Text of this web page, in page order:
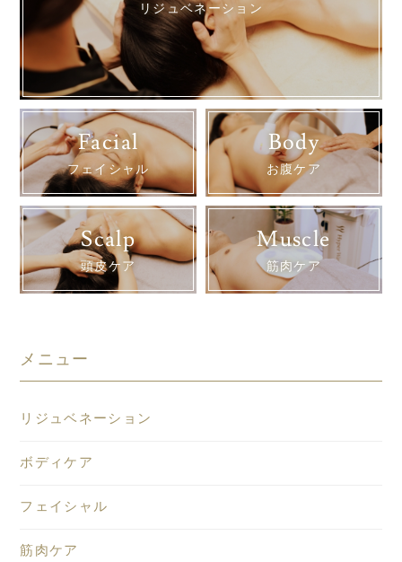
リジュベネーション
Facial
フェイシャル
Body
お腹ケア
Scalp
頭皮ケア
Muscle
筋肉ケア
メニュー
リジュベネーション
ボディケア
フェイシャル
筋肉ケア